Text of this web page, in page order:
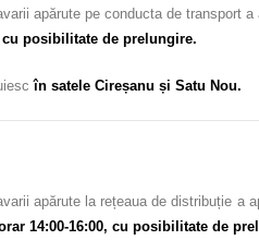
apărute pe conducta de transport a
posibilitate de prelungire.
în satele Cireșanu și Satu Nou.
apărute la rețeaua de distribuție a
14:00-16:00, cu posibilitate de